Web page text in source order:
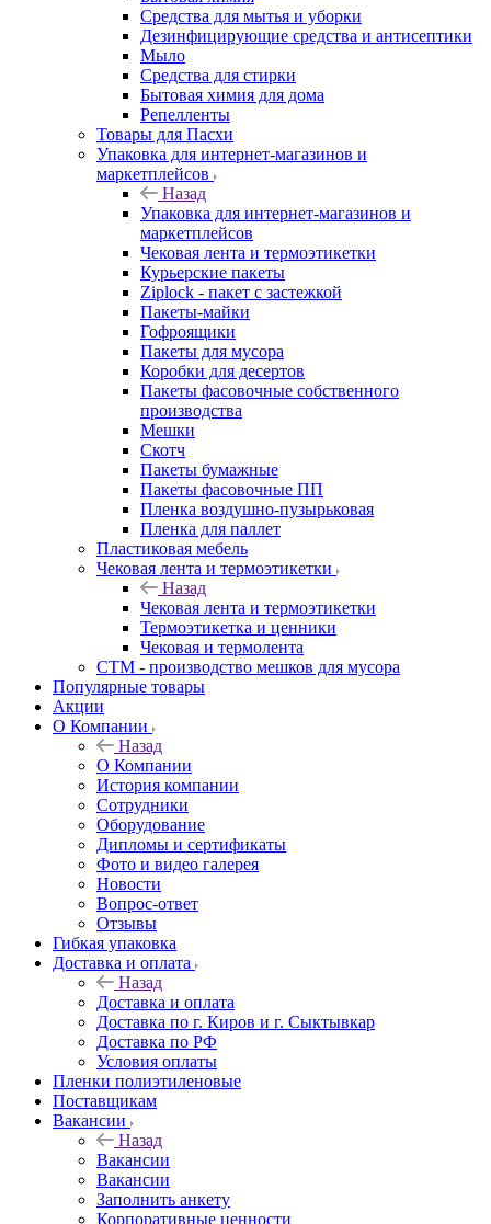
Средства для мытья и уборки
Дезинфицирующие средства и антисептики
Мыло
Средства для стирки
Бытовая химия для дома
Репелленты
Товары для Пасхи
Упаковка для интернет-магазинов и
маркетплейсов
Назад
Упаковка для интернет-магазинов и
маркетплейсов
Чековая лента и термоэтикетки
Курьерские пакеты
Ziplock - пакет с застежкой
Пакеты-майки
Гофроящики
Пакеты для мусора
Коробки для десертов
Пакеты фасовочные собственного
производства
Мешки
Скотч
Пакеты бумажные
Пакеты фасовочные ПП
Пленка воздушно-пузырьковая
Пленка для паллет
Пластиковая мебель
Чековая лента и термоэтикетки
Назад
Чековая лента и термоэтикетки
Термоэтикетка и ценники
Чековая и термолента
СТМ - производство мешков для мусора
Популярные товары
Акции
О Компании
Назад
О Компании
История компании
Сотрудники
Оборудование
Дипломы и сертификаты
Фото и видео галерея
Новости
Вопрос-ответ
Отзывы
Гибкая упаковка
Доставка и оплата
Назад
Доставка и оплата
Доставка по г. Киров и г. Сыктывкар
Доставка по РФ
Условия оплаты
Пленки полиэтиленовые
Поставщикам
Вакансии
Назад
Вакансии
Вакансии
Заполнить анкету
Корпоративные ценности